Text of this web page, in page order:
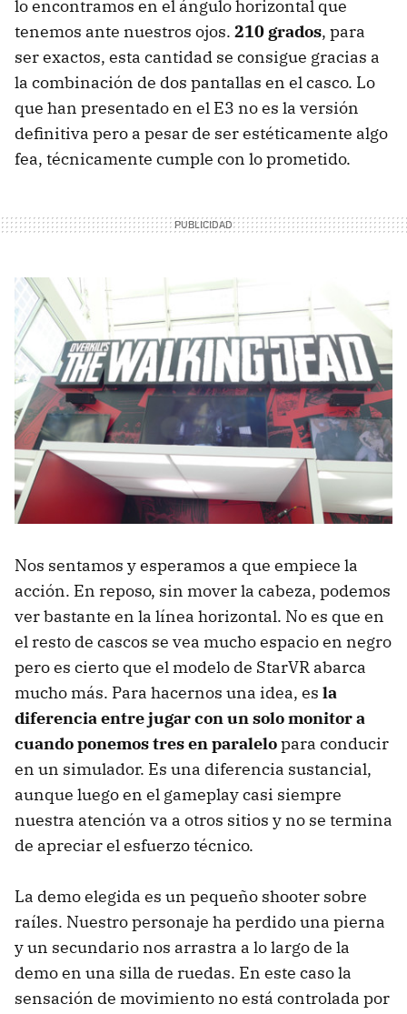
lo encontramos en el ángulo horizontal que
tenemos ante nuestros ojos. 210 grados, para
ser exactos, esta cantidad se consigue gracias a
la combinación de dos pantallas en el casco. Lo
que han presentado en el E3 no es la versión
definitiva pero a pesar de ser estéticamente algo
fea, técnicamente cumple con lo prometido.
Nos sentamos y esperamos a que empiece la
acción. En reposo, sin mover la cabeza, podemos
ver bastante en la línea horizontal. No es que en
el resto de cascos se vea mucho espacio en negro
pero es cierto que el modelo de StarVR abarca
mucho más. Para hacernos una idea, es la
diferencia entre jugar con un solo monitor a
cuando ponemos tres en paralelopara conducir
en un simulador. Es una diferencia sustancial,
aunque luego en el gameplay casi siempre
nuestra atención va a otros sitios y no se termina
de apreciar el esfuerzo técnico.
La demo elegida es un pequeño shooter sobre
raíles. Nuestro personaje ha perdido una pierna
y un secundario nos arrastra a lo largo de la
demo en una silla de ruedas. En este caso la
sensación de movimiento no está controlada por